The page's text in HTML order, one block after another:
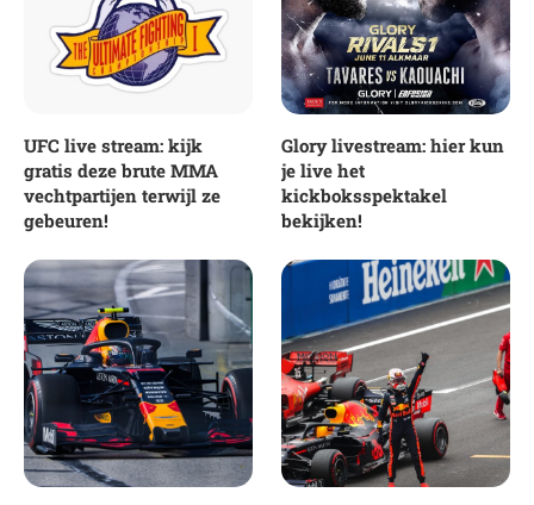
UFC live stream: kijk
gratis deze brute MMA
vechtpartijen terwijl ze
gebeuren!
Glory livestream: hier kun
je live het
kickboksspektakel
bekijken!